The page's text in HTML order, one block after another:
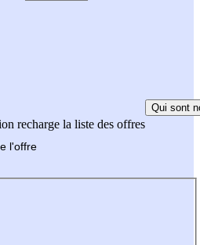
recharge la liste des offres
Qui sont
l'offre